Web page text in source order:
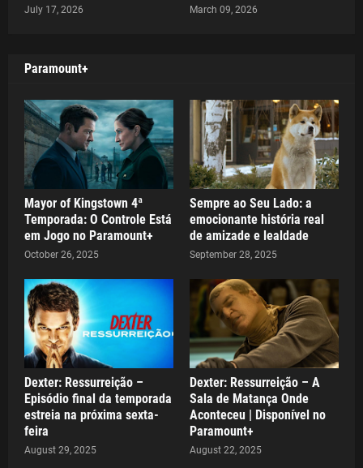
July 17, 2026 March 09, 2026
Paramount+
Mayor of Kingstown 4ª
Temporada: O Controle Está
em Jogo no Paramount+
October 26, 2025
Sempre ao Seu Lado: a
emocionante história real
de amizade e lealdade
September 28, 2025
Dexter: Ressurreição –
Episódio final da temporada
estreia na próxima sexta-
feira
August 29, 2025
Dexter: Ressurreição – A
Sala de Matança Onde
Aconteceu | Disponível no
Paramount+
August 22, 2025